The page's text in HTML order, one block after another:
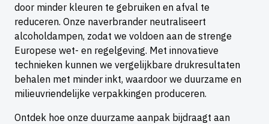
door minder kleuren te gebruiken en afval te
reduceren. Onze naverbrander neutraliseert
alcoholdampen, zodat we voldoen aan de strenge
Europese wet- en regelgeving. Met innovatieve
technieken kunnen we vergelijkbare drukresultaten
behalen met minder inkt, waardoor we duurzame en
milieuvriendelijke verpakkingen produceren.
Ontdek hoe onze duurzame aanpak bijdraagt aan